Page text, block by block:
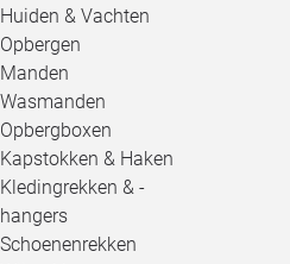
Huiden & Vachten
Opbergen
Manden
Wasmanden
Opbergboxen
Kapstokken & Haken
Kledingrekken & -
hangers
Schoenenrekken